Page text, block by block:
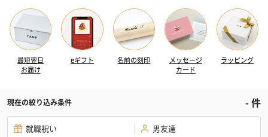
最短翌日
お届け
eギフト 名前の刻印
メッセージ
カード
ラッピング
現在の絞り込み条件 -件
就職祝い 男友達